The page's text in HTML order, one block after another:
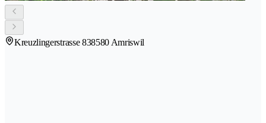
Kreuzlingerstrasse 838580 Amriswil